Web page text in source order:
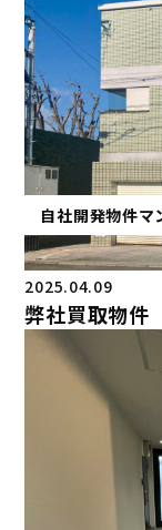
自社開発物件マ
2025.04.09
弊社買取物件